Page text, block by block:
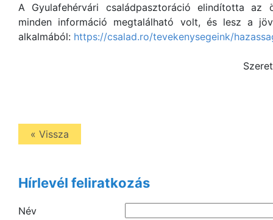
A Gyulafehérvári családpasztoráció elindította az
minden információ megtalálható volt, és lesz a
alkalmából: https://csalad.ro/tevekenysegeink/
« Vissza
Hírlevél feliratkozás
Név